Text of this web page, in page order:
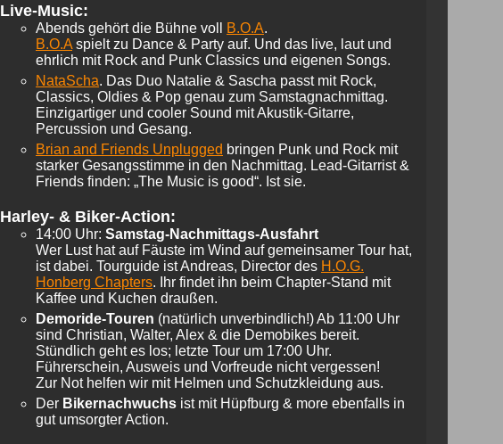
Live-Music:
Abends gehört die Bühne voll B.O.A.
B.O.A spielt zu Dance & Party auf. Und das live, laut und
ehrlich mit Rock and Punk Classics und eigenen Songs.
NataScha. Das Duo Natalie & Sascha passt mit Rock,
Classics, Oldies & Pop genau zum Samstag­nachmittag.
Einzigartiger und cooler Sound mit Akustik-Gitarre,
Percussion und Gesang.
Brian and Friends Unplugged bringen Punk und Rock mit
starker Gesangsstimme in den Nachmittag. Lead-Gitarrist &
Friends finden: „The Music is good“. Ist sie.
Harley- & Biker-Action:
14:00 Uhr: Samstag-Nachmittags-Ausfahrt
Wer Lust hat auf Fäuste im Wind auf gemeinsamer Tour hat,
ist dabei. Tourguide ist Andreas, Director des H.O.G.
Honberg Chapters. Ihr findet ihn beim Chapter-Stand mit
Kaffee und Kuchen draußen.
Demoride-Touren (natürlich unverbindlich!) Ab 11:00 Uhr
sind Christian, Walter, Alex & die Demobikes bereit.
Stündlich geht es los; letzte Tour um 17:00 Uhr.
Führerschein, Ausweis und Vorfreude nicht vergessen!
Zur Not helfen wir mit Helmen und Schutzkleidung aus.
Der Bikernachwuchs ist mit Hüpfburg & more ebenfalls in
gut umsorgter Action.